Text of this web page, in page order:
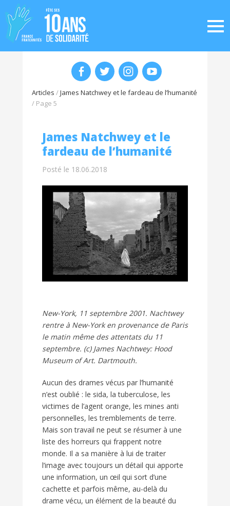
Articles /James Natchwey et le fardeau de l’humanité
/ Page 5
James Natchwey et le
fardeau de l’humanité
Posté le 18.06.2018
New-York, 11 septembre 2001. Nachtwey
rentre à New-York en provenance de Paris
le matin même des attentats du 11
septembre. (c) James Nachtwey: Hood
Museum of Art. Dartmouth.
Aucun des drames vécus par l’humanité
n’est oublié : le sida, la tuberculose, les
victimes de l’agent orange, les mines anti
personnelles, les tremblements de terre.
Mais son travail ne peut se résumer à une
liste des horreurs qui frappent notre
monde. Il a sa manière à lui de traiter
l’image avec toujours un détail qui apporte
une information, un œil qui sort d’une
cachette et parfois même, au-delà du
drame vécu, un élément de la beauté du